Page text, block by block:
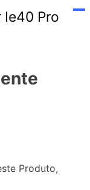
Ie40 Pro
Produto,